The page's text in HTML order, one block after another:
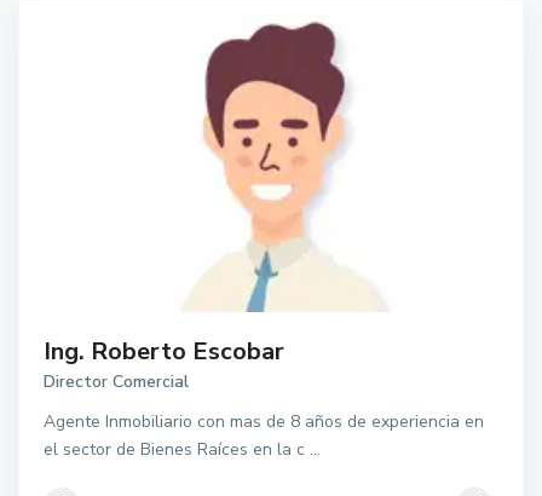
Ing. Roberto Escobar
Director Comercial
Agente Inmobiliario con mas de 8 años de experiencia en
el sector de Bienes Raíces en la c ...